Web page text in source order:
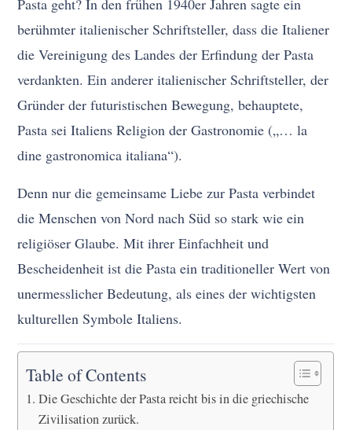
berühmter italienischer Schriftsteller, dass die Italiener
die Vereinigung des Landes der Erfindung der Pasta
verdankten. Ein anderer italienischer Schriftsteller, der
Gründer der futuristischen Bewegung, behauptete,
Pasta sei Italiens Religion der Gastronomie („… la
dine gastronomica italiana“).
Denn nur die gemeinsame Liebe zur Pasta verbindet
die Menschen von Nord nach Süd so stark wie ein
religiöser Glaube. Mit ihrer Einfachheit und
Bescheidenheit ist die Pasta ein traditioneller Wert von
unermesslicher Bedeutung, als eines der wichtigsten
kulturellen Symbole Italiens.
Table of Contents
Die Geschichte der Pasta reicht bis in die griechische
Zivilisation zurück.